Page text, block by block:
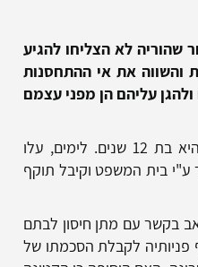
משפחה הורה על מתן חיסון נגד חצבת לילדה בת 12, לאחר שהוריה לא הצליחו להגיע
והשווה את אי ההתחסנות
עליהם הן מפני עצמם
הצדדים נישאו זה לזו בשנת 2006 ומנישואיהם נולדה להם בת משותפת, שכיום היא בת 12 שנים. לימים, עלו
ע"י בית המשפט וקיבל תוקף
בקשר עם מתן חיסון לבתם
לקבלת הסכמתו של